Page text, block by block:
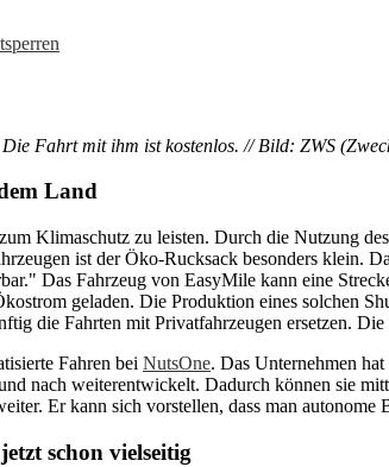
Fahrt mit ihm ist kostenlos. // Bild: ZWS
Land
Klimaschutz zu leisten. Durch die Nutzung
ist der Öko-Rucksack besonders klein.
Das Fahrzeug von EasyMile kann eine
geladen. Die Produktion eines solchen
die Fahrten mit Privatfahrzeugen ersetzen.
Fahren bei NutsOne. Das Unternehmen
nach weiterentwickelt. Dadurch können sie
Er kann sich vorstellen, dass man
schon vielseitig